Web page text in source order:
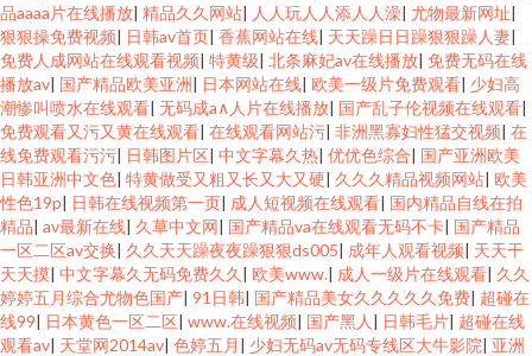
品aaaa片在线播放| 精品久久网站| 人人玩人人添人人澡| 尤物最新网址|
狠狠操免费视频| 日韩av首页| 香蕉网站在线| 天天躁日日躁狠狠躁人妻|
免费人成网站在线观看视频| 特黄级| 北条麻妃av在线播放| 免费无码在线
播放av| 国产精品欧美亚洲| 日本网站在线| 欧美一级片免费观看| 少妇高
潮惨叫喷水在线观看| 无码成a∧人片在线播放| 国产乱子伦视频在线观看|
免费观看又污又黄在线观看| 在线观看网站污| 非洲黑寡妇性猛交视频| 在
线免费观看污污| 日韩图片区| 中文字幕久热| 优优色综合| 国产亚洲欧美
日韩亚洲中文色| 特黄做受又粗又长又大又硬| 久久久精品视频网站| 欧美
性色19p| 日韩在线视频第一页| 成人短视频在线观看| 国内精品自线在拍
精品| av最新在线| 久草中文网| 国产精品va在线观看无码不卡| 国产精品
一区二区av交换| 久久天天躁夜夜躁狠狠ds005| 成年人观看视频| 天天干
天天摸| 中文字幕久无码免费久久 | 欧美www.| 成人一级片在线观看| 久久
婷婷五月综合尤物色国产| 91日韩| 国产精品美女久久久久久免费| 超碰在
线99| 日本黄色一区二区| www.在线视频| 国产黑人 | 日韩毛片| 超碰在线
观看av| 天堂网2014av| 色婷五月 | 少妇无码av无码专线区大牛影院| 亚洲